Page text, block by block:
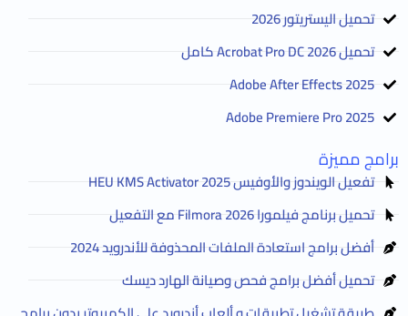
تحميل اليستريتور 2026
تحميل Acrobat Pro DC 2026 كامل
Adobe After Effects 2025
Adobe Premiere Pro 2025
برامج مميزة
تفعيل الويندوز والأوفيس HEU KMS Activator 2025
تحميل برنامج فيلمورا Filmora 2026 مع التفعيل
أفضل برامج استعادة الملفات المحذوفة للأندرويد 2024
تحميل أفضل برامج فحص وصيانة الهارد ديسك